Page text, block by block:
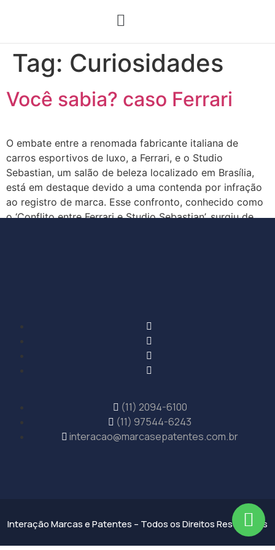
Tag: Curiosidades
Você sabia? caso Ferrari
O embate entre a renomada fabricante italiana de
carros esportivos de luxo, a Ferrari, e o Studio
Sebastian, um salão de beleza localizado em Brasília,
está em destaque devido a uma contenda por infração
ao registro de marca. Esse confronto, conhecido como
o ‘Conflito entre Ferrari e Studio Sebastian’, surgiu de
(11) 2094-6100
(11) 97544-6243
interacao@marcasepatentes.com.br
Interação Marcas e Patentes – Todos os Direitos Reservados